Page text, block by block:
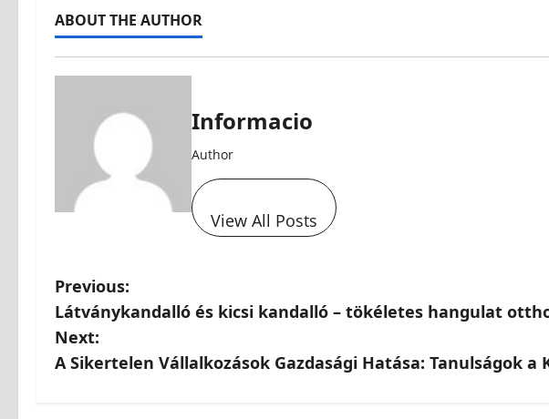
ABOUT THE AUTHOR
Informacio
Author
View All Posts
P
o
s
Previous:
Látványkandalló és kicsi kandalló – tökéletes hangulat
Next:
A Sikertelen Vállalkozások Gazdasági Hatása: Tanulságok a